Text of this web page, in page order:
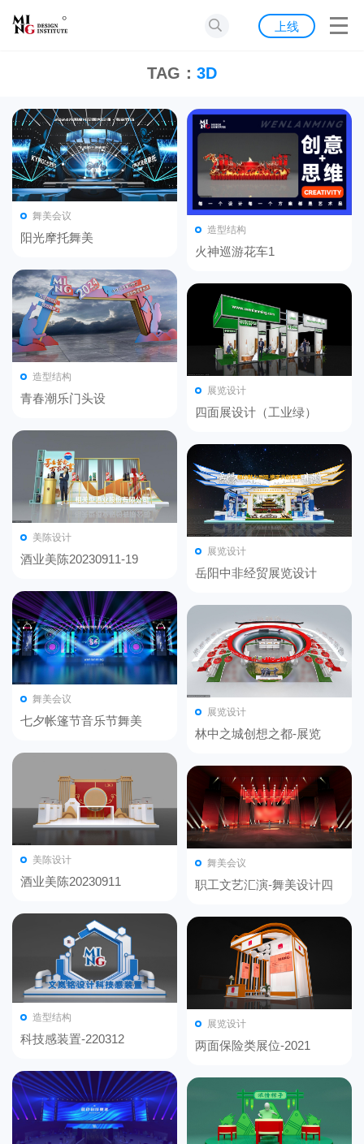
首页
发现
灵感
关于我们
上线
TAG： 3D
舞美会议
阳光摩托舞美
造型结构
青春潮乐门头设
美陈设计
酒业美陈20230911-19
舞美会议
七夕帐篷节音乐节舞美
美陈设计
酒业美陈20230911
造型结构
科技感装置-220312
造型结构
火神巡游花车1
展览设计
四面展设计（工业绿）
展览设计
岳阳中非经贸展览设计
展览设计
林中之城创想之都-展览
舞美会议
职工文艺汇演-舞美设计四
展览设计
两面保险类展位-2021